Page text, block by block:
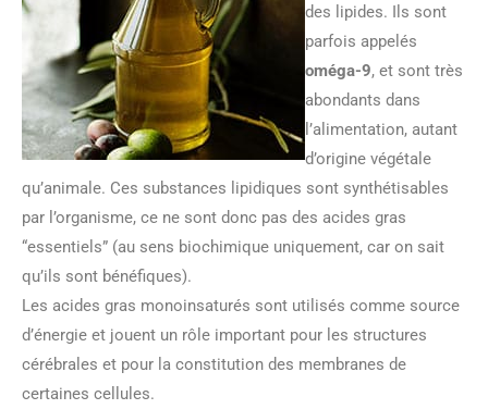
des lipides. Ils sont
parfois appelés
oméga-9, et sont très
abondants dans
l’alimentation, autant
d’origine végétale
qu’animale. Ces substances lipidiques sont synthétisables
par l’organisme, ce ne sont donc pas des acides gras
“essentiels” (au sens biochimique uniquement, car on sait
qu’ils sont bénéfiques).
Les acides gras monoinsaturés sont utilisés comme source
d’énergie et jouent un rôle important pour les structures
cérébrales et pour la constitution des membranes de
certaines cellules.